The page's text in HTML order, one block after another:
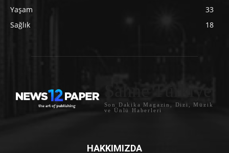
Yaşam
33
Sağlık
18
Sahne Türkiye
Son Dakika Magazin, Dizi, Müzik
ve Ünlü Haberleri
HAKKIMIZDA